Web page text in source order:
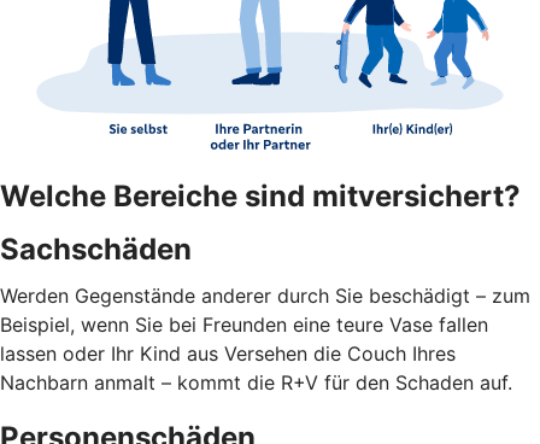
Welche Bereiche sind mitversichert?
Sachschäden
Werden Gegenstände anderer durch Sie beschädigt – zum
Beispiel, wenn Sie bei Freunden eine teure Vase fallen
lassen oder Ihr Kind aus Versehen die Couch Ihres
Nachbarn anmalt – kommt die R+V für den Schaden auf.
Personenschäden